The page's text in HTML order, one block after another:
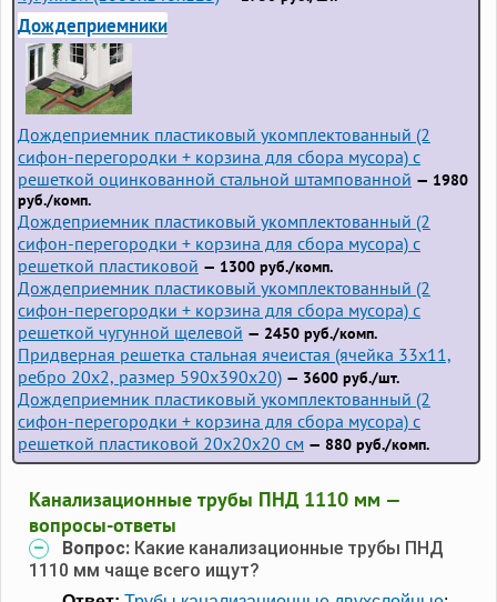
Дождеприемники
Дождеприемник пластиковый укомплектованный (2
сифон-перегородки + корзина для сбора мусора) с
решеткой оцинкованной стальной штампованной — 1980
руб./комп.
Дождеприемник пластиковый укомплектованный (2
сифон-перегородки + корзина для сбора мусора) с
решеткой пластиковой — 1300 руб./комп.
Дождеприемник пластиковый укомплектованный (2
сифон-перегородки + корзина для сбора мусора) с
решеткой чугунной щелевой — 2450 руб./комп.
Придверная решетка стальная ячеистая (ячейка 33x11,
ребро 20x2, размер 590x390x20) — 3600 руб./шт.
Дождеприемник пластиковый укомплектованный (2
сифон-перегородки + корзина для сбора мусора) с
решеткой пластиковой 20х20х20 см — 880 руб./комп.
Канализационные трубы ПНД 1110 мм —
вопросы-ответы
Вопрос: Какие канализационные трубы ПНД
1110 мм чаще всего ищут?